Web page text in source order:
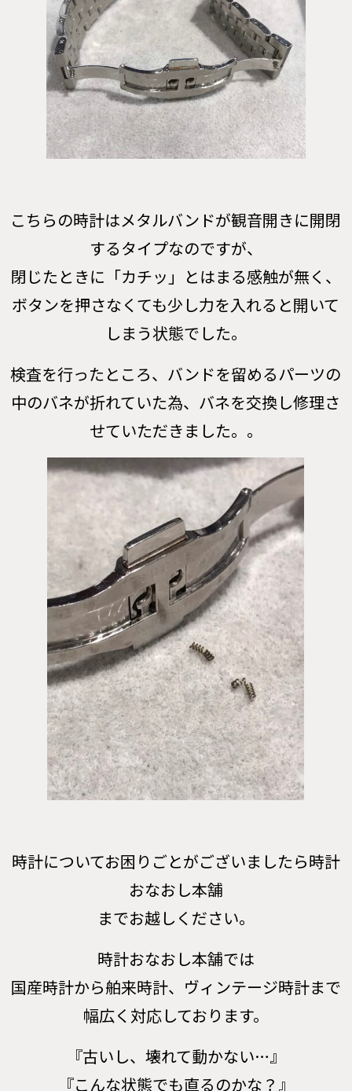
こちらの時計はメタルバンドが観音開きに開閉
するタイプなのですが、
閉じたときに「カチッ」とはまる感触が無く、
ボタンを押さなくても少し力を入れると開いて
しまう状態でした。
検査を行ったところ、バンドを留めるパーツの
中のバネが折れていた為、バネを交換し修理さ
せていただきました。。
時計についてお困りごとがございましたら時計
おなおし本舗
までお越しください。
時計おなおし本舗では
国産時計から舶来時計、ヴィンテージ時計まで
幅広く対応しております。
『古いし、壊れて動かない…』
『こんな状態でも直るのかな？』